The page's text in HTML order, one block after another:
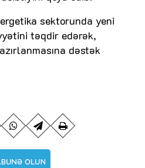
sektorunda yeni
təqdir edərək,
dəstək